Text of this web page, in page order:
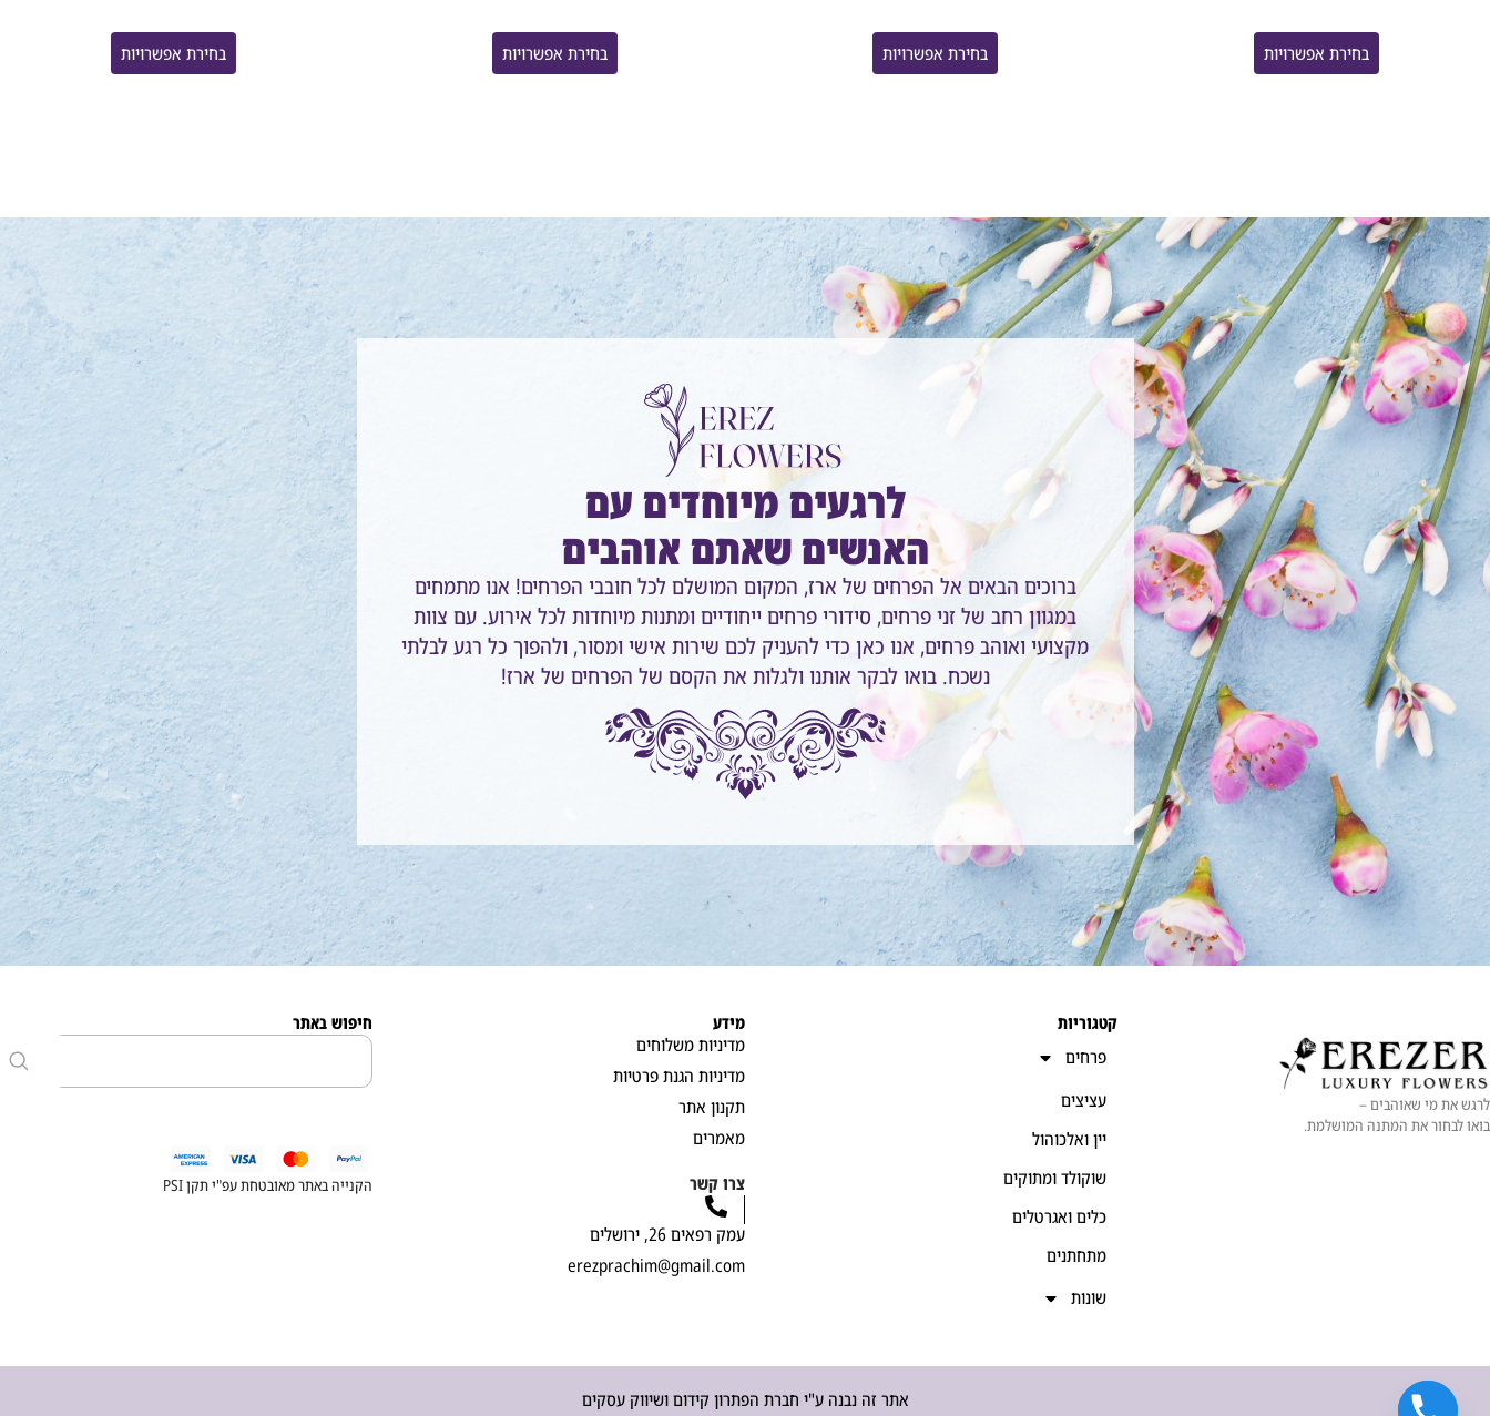
בחירת אפשרויות בחירת אפשרויות בחירת אפשרויות בחירת אפשרויות
לרגעים מיוחדים עם
האנשים שאתם אוהבים
ברוכים הבאים אל הפרחים של ארז, המקום המושלם לכל חובבי הפרחים! אנו מתמחים
במגוון רחב של זני פרחים, סידורי פרחים ייחודיים ומתנות מיוחדות לכל אירוע. עם צוות
מקצועי ואוהב פרחים, אנו כאן כדי להעניק לכם שירות אישי ומסור, ולהפוך כל רגע לבלתי
נשכח. בואו לבקר אותנו ולגלות את הקסם של הפרחים של ארז!
לרגש את מי שאוהבים –
בואו לבחור את המתנה המושלמת.
קטגוריות
פרחים
עציצים
יין ואלכוהול
שוקולד ומתוקים
כלים ואגרטלים
מתחתנים
שונות
מידע
מדיניות משלוחים
מדיניות הגנת פרטיות
תקנון אתר
מאמרים
צרו קשר
עמק רפאים 26, ירושלים
erezprachim@gmail.com
חיפוש באתר
הקנייה באתר מאובטחת עפ"י תקן PSI
אתר זה נבנה ע"י חברת הפתרון קידום ושיווק עסקים